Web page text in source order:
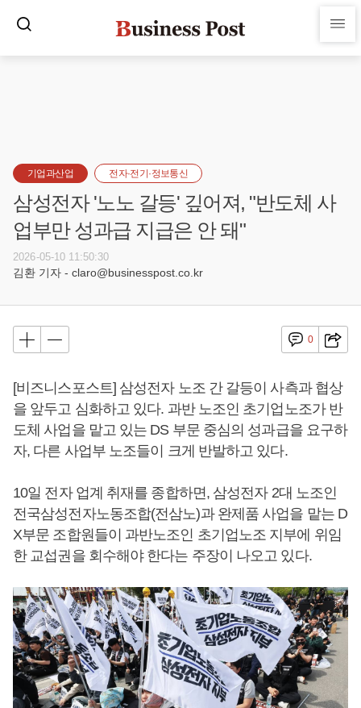
기업과산업 전자·전기·정보통신
삼성전자 '노노 갈등' 깊어져, "반도체 사
업부만 성과급 지급은 안 돼"
2026-05-10 11:50:30
김환 기자 - claro@businesspost.co.kr
0
[비즈니스포스트] 삼성전자 노조 간 갈등이 사측과 협상
을 앞두고 심화하고 있다. 과반 노조인 초기업노조가 반
도체 사업을 맡고 있는 DS 부문 중심의 성과급을 요구하
자, 다른 사업부 노조들이 크게 반발하고 있다.
10일 전자 업계 취재를 종합하면, 삼성전자 2대 노조인
전국삼성전자노동조합(전삼노)과 완제품 사업을 맡는 D
X부문 조합원들이 과반노조인 초기업노조 지부에 위임
한 교섭권을 회수해야 한다는 주장이 나오고 있다.